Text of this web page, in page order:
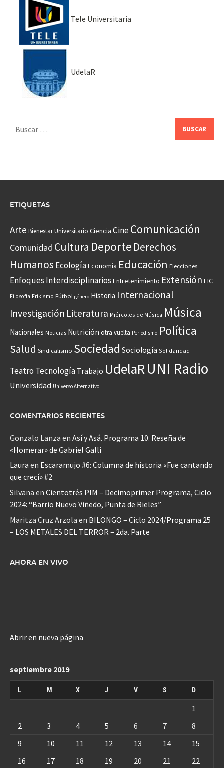
Tele Universitaria
UdelaR
ETIQUETAS
Arte Bienestar Universitario Ciencia CineComunicación
Comunidad Cultura Deporte Derechos
Humanos EcologíaEconomía Educación Elecciones
Enfoques Interdisciplinarios Entretenimiento Extensión FIC
Filosofía Frikismo Fútbol género Historia Internacional
Investigación Literatura Miércoles de Música Música
Nacionales Noticias Nutrición otra vuelta Periodismo Política
Salud Sindicalismo Sociedad Sociología Solidaridad
Teatro Tecnología Trabajo UdelaRUNI Radio
Universidad Universo Alternativo
COMENTARIOS RECIENTES
Gonzalo Lanza en Así y Asá. Programa 10. Reseña de
«Homerar» de Gabriel Galli
Laura en Escaramujo #6: Columna de historia «Fue cantando
que crecí» #2
Silvana en Cientotrés PIM – Decimoprimer Programa, Ciclo
2024: “Barrio Nuevo Viñedo, Punta de Rieles”
Maritza Cruz Arzola en BILONGO – Ciclo 2024/Programa 25
– LOS METALES DEL TERROR – 2da. Parte
AHORA EN VIVO
Abrir en nueva página
septiembre 2019
L M X J V S D
1
2
3 4 5 6 7
8
9
10 11 12 13 14
15
16
17 18 19 20 21 22